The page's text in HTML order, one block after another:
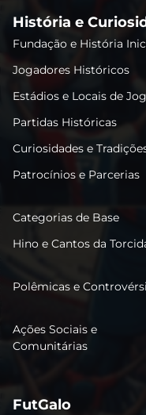
História e
Fundação e História
Jogadores Históricos
Estádios e Locais de
Partidas Históricas
Curiosidades e
Patrocínios e Parcerias
Categorias de Base
Hino e Cantos da
Polêmicas e
Ações Sociais e
Comunitárias
FutGalo